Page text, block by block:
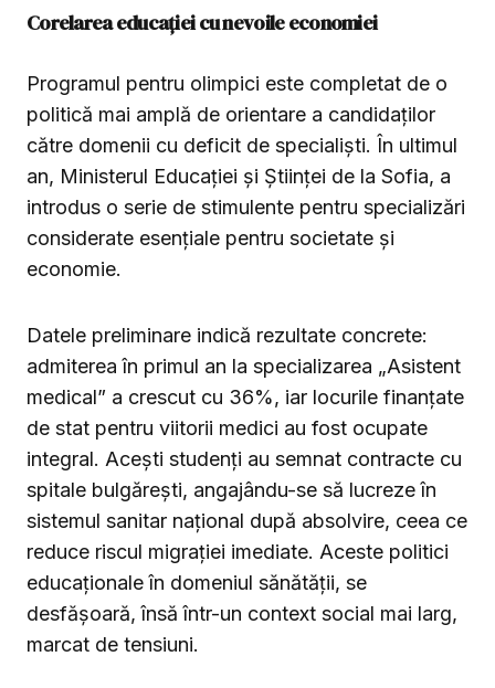
Corelarea educației cu nevoile economiei
Programul pentru olimpici este completat de o
politică mai amplă de orientare a candidaților
către domenii cu deficit de specialiști. În ultimul
an, Ministerul Educației și Științei de la Sofia, a
introdus o serie de stimulente pentru specializări
considerate esențiale pentru societate și
economie.
Datele preliminare indică rezultate concrete:
admiterea în primul an la specializarea „Asistent
medical” a crescut cu 36%, iar locurile finanțate
de stat pentru viitorii medici au fost ocupate
integral. Acești studenți au semnat contracte cu
spitale bulgărești, angajându-se să lucreze în
sistemul sanitar național după absolvire, ceea ce
reduce riscul migrației imediate. Aceste politici
educaționale în domeniul sănătății, se
desfășoară, însă într-un context social mai larg,
marcat de tensiuni.